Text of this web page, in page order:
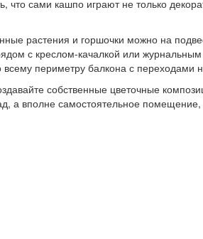
что сами кашпо играют не только
растения и горшочки можно на
с креслом-качалкой или
периметру балкона с переходами
собственные цветочные
а вполне самостоятельное